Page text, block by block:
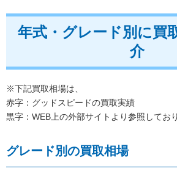
年式・グレード別に買
介
※下記買取相場は、
赤字：グッドスピードの買取実績
黒字：WEB上の外部サイトより参照してお
グレード別の買取相場